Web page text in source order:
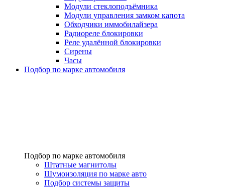
Модули стеклоподъёмника
Модули управления замком капота
Обходчики иммобилайзера
Радиореле блокировки
Реле удалённой блокировки
Сирены
Часы
Подбор по марке автомобиля
Подбор по марке автомобиля
Штатные магнитолы
Шумоизоляция по марке авто
Подбор системы защиты